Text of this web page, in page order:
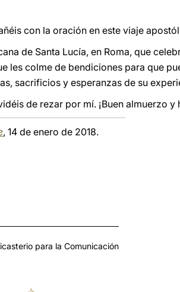
con la oración en este viaje
de Santa Lucía, en Roma, que
les colme de bendiciones para que
sacrificios y esperanzas de su
de rezar por mí. ¡Buen almuerzo y
, 14 de enero de 2018.
para la Comunicación